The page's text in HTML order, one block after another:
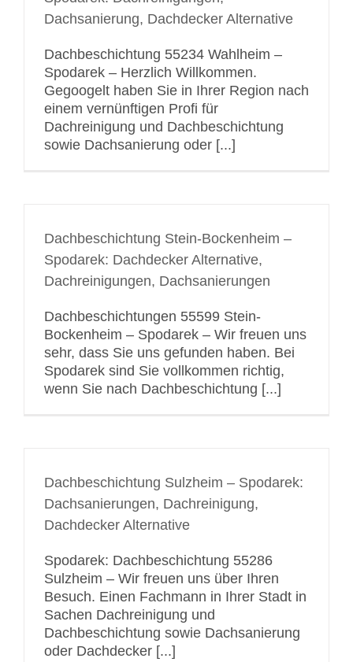
Dachsanierung, Dachdecker Alternative
Dachbeschichtung 55234 Wahlheim –
Spodarek – Herzlich Willkommen.
Gegoogelt haben Sie in Ihrer Region nach
einem vernünftigen Profi für
Dachreinigung und Dachbeschichtung
sowie Dachsanierung oder [...]
Dachbeschichtung Stein-Bockenheim –
Spodarek: Dachdecker Alternative,
Dachreinigungen, Dachsanierungen
Dachbeschichtungen 55599 Stein-
Bockenheim – Spodarek – Wir freuen uns
sehr, dass Sie uns gefunden haben. Bei
Spodarek sind Sie vollkommen richtig,
wenn Sie nach Dachbeschichtung [...]
Dachbeschichtung Sulzheim – Spodarek:
Dachsanierungen, Dachreinigung,
Dachdecker Alternative
Spodarek: Dachbeschichtung 55286
Sulzheim – Wir freuen uns über Ihren
Besuch. Einen Fachmann in Ihrer Stadt in
Sachen Dachreinigung und
Dachbeschichtung sowie Dachsanierung
oder Dachdecker [...]